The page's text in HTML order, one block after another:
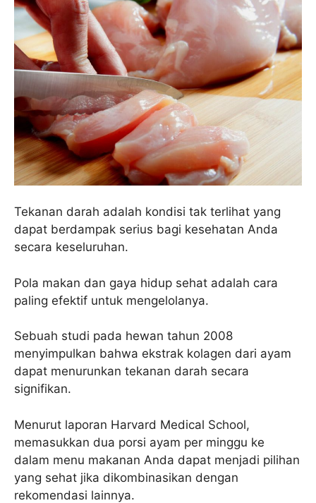
Tekanan darah adalah kondisi tak terlihat yang
dapat berdampak serius bagi kesehatan Anda
secara keseluruhan.
Pola makan dan gaya hidup sehat adalah cara
paling efektif untuk mengelolanya.
Sebuah studi pada hewan tahun 2008
menyimpulkan bahwa ekstrak kolagen dari ayam
dapat menurunkan tekanan darah secara
signifikan.
Menurut laporan Harvard Medical School,
memasukkan dua porsi ayam per minggu ke
dalam menu makanan Anda dapat menjadi pilihan
yang sehat jika dikombinasikan dengan
rekomendasi lainnya.